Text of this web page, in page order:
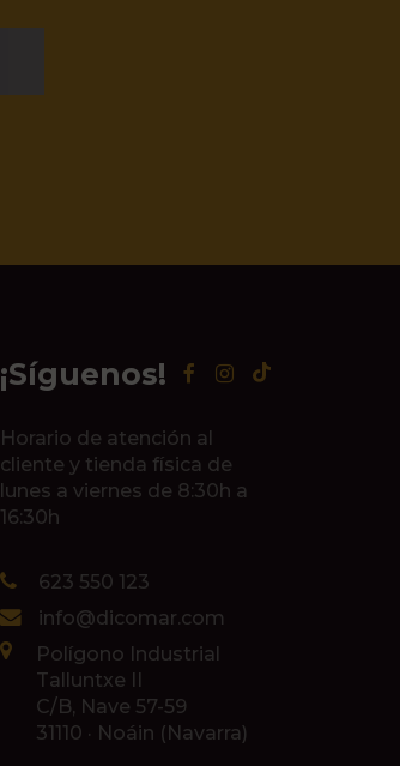
¡Síguenos!
Horario de atención al
cliente y tienda física de
lunes a viernes de 8:30h a
16:30h
623 550 123
info@dicomar.com
Polígono Industrial
Talluntxe II
C/B, Nave 57-59
31110 · Noáin (Navarra)